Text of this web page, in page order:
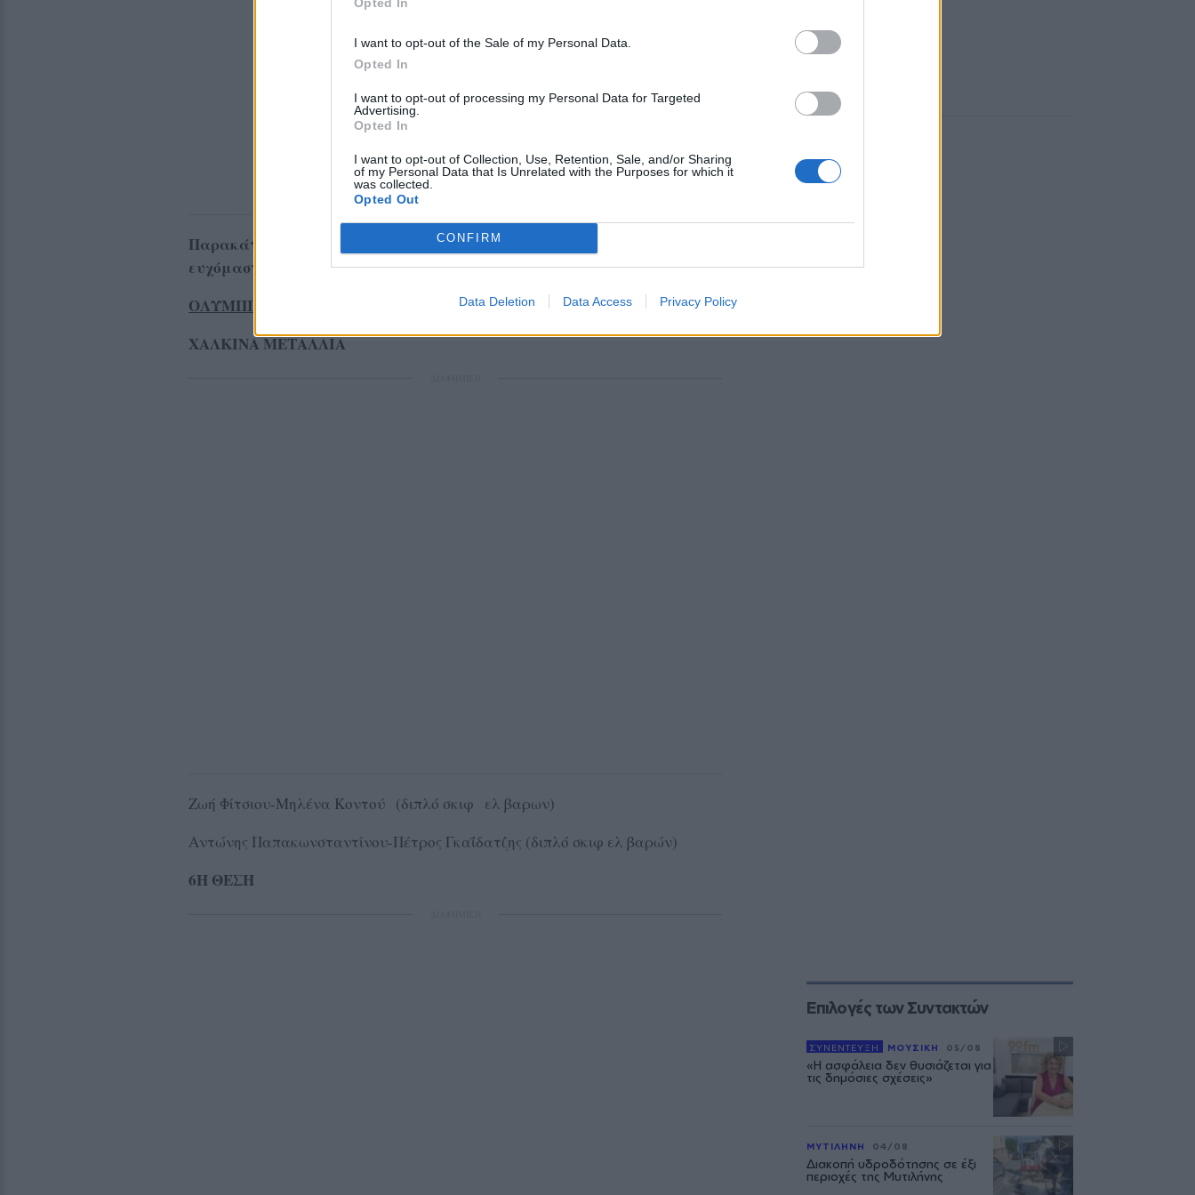
I want to opt-out of the Sale of my Personal Data.
Opted In
I want to opt-out of processing my Personal Data for Targeted
Advertising.
Opted In
I want to opt-out of Collection, Use, Retention, Sale, and/or Sharing
of my Personal Data that Is Unrelated with the Purposes for which it
was collected.
Opted Out
CONFIRM
Data Deletion Data Access Privacy Policy
Παρακάτω τα μετάλλια σε όλες τις διεθνείς διοργανώσεις του 2024 κι
ευχόμαστε το 2025 να είναι ακόμα καλύτερο.
ΟΛΥΜΠΙΑΚΟΙ ΑΓΩΝΕΣ (ΓΑΛΛΙΑ-ΠΑΡΙΣΙ 29/7-4/8) 0-0-2
ΧΑΛΚΙΝΑ ΜΕΤΑΛΛΙΑ
Ζωή Φίτσιου-Μηλένα Κοντού (διπλό σκιφ ελ βαρων)
Αντώνης Παπακωνσταντίνου-Πέτρος Γκαΐδατζης (διπλό σκιφ ελ βαρών)
6Η ΘΕΣΗ
Επιλογές των Συντακτών
ΣΥΝΕΝΤΕΥΞΗ ΜΟΥΣΙΚΗ 05/08
«Η ασφάλεια δεν θυσιάζεται για
τις δημόσιες σχέσεις»
ΜΥΤΙΛΗΝΗ 04/08
Διακοπή υδροδότησης σε έξι
περιοχές της Μυτιλήνης